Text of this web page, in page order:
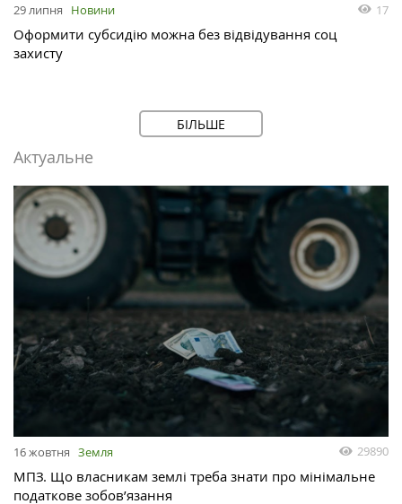
29 липня Новини 17
Оформити субсидію можна без відвідування соц
захисту
БІЛЬШЕ
Актуальне
16 жовтня Земля 29890
МПЗ. Що власникам землі треба знати про мінімальне
податкове зобов’язання